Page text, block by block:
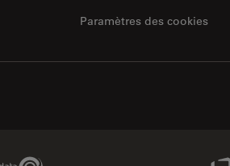
Paramètres des cookies
Genedata Link